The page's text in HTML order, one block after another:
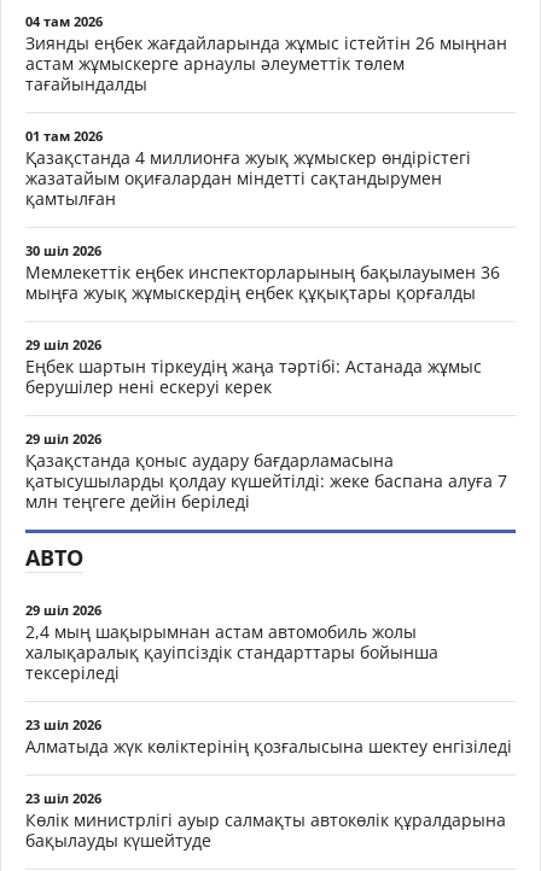
04 там 2026
Зиянды еңбек жағдайларында жұмыс істейтін 26 мыңнан
астам жұмыскерге арнаулы әлеуметтік төлем
тағайындалды
01 там 2026
Қазақстанда 4 миллионға жуық жұмыскер өндірістегі
жазатайым оқиғалардан міндетті сақтандырумен
қамтылған
30 шіл 2026
Мемлекеттік еңбек инспекторларының бақылауымен 36
мыңға жуық жұмыскердің еңбек құқықтары қорғалды
29 шіл 2026
Еңбек шартын тіркеудің жаңа тәртібі: Астанада жұмыс
берушілер нені ескеруі керек
29 шіл 2026
Қазақстанда қоныс аудару бағдарламасына
қатысушыларды қолдау күшейтілді: жеке баспана алуға 7
млн теңгеге дейін беріледі
АВТО
29 шіл 2026
2,4 мың шақырымнан астам автомобиль жолы
халықаралық қауіпсіздік стандарттары бойынша
тексеріледі
23 шіл 2026
Алматыда жүк көліктерінің қозғалысына шектеу енгізіледі
23 шіл 2026
Көлік министрлігі ауыр салмақты автокөлік құралдарына
бақылауды күшейтуде